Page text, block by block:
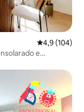
4,9 de uma
4,9 (104)
e